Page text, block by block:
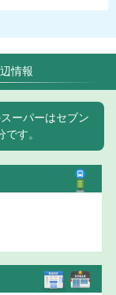
情報
ーパーはセブン
す。